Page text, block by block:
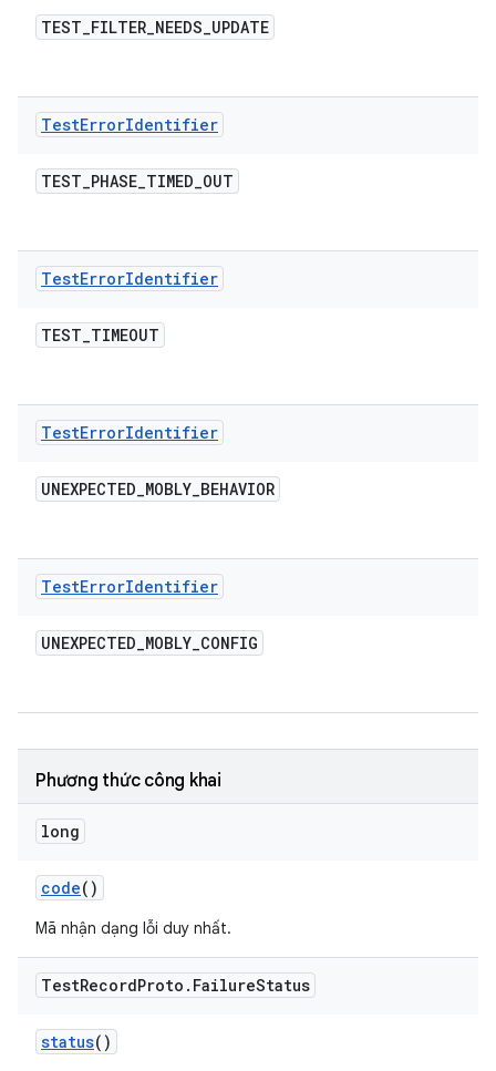
TEST_FILTER_NEEDS_UPDATE
TestErrorIdentifier
TEST_PHASE_TIMED_OUT
TestErrorIdentifier
TEST_TIMEOUT
TestErrorIdentifier
UNEXPECTED_MOBLY_BEHAVIOR
TestErrorIdentifier
UNEXPECTED_MOBLY_CONFIG
Phương thức công khai
long
code()
Mã nhận dạng lỗi duy nhất.
TestRecordProto . FailureStatus
status()